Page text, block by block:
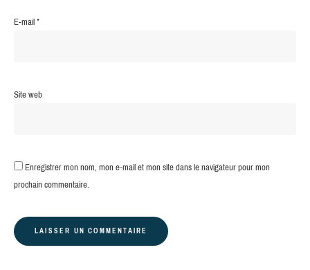
E-mail*
Site web
Enregistrer mon nom, mon e-mail et mon site dans le navigateur pour mon
prochain commentaire.